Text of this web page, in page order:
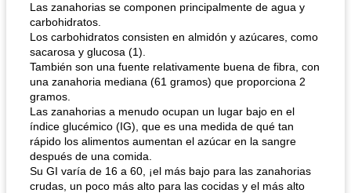
Las zanahorias se componen principalmente de agua y
carbohidratos.
Los carbohidratos consisten en almidón y azúcares, como
sacarosa y glucosa (1).
También son una fuente relativamente buena de fibra, con
una zanahoria mediana (61 gramos) que proporciona 2
gramos.
Las zanahorias a menudo ocupan un lugar bajo en el
índice glucémico (IG), que es una medida de qué tan
rápido los alimentos aumentan el azúcar en la sangre
después de una comida.
Su GI varía de 16 a 60, ¡el más bajo para las zanahorias
crudas, un poco más alto para las cocidas y el más alto